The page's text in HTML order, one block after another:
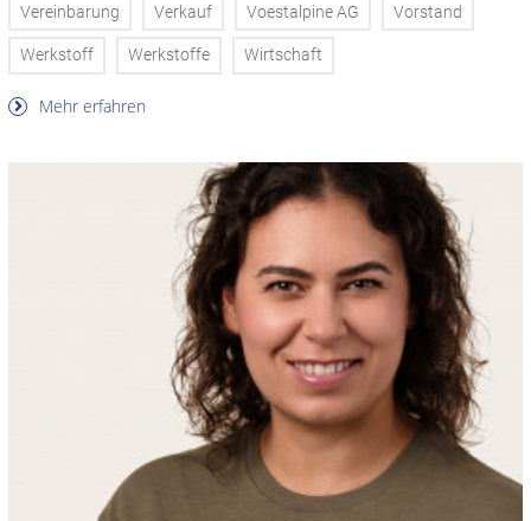
Vereinbarung Verkauf Voestalpine AG Vorstand
Werkstoff Werkstoffe Wirtschaft
Mehr erfahren